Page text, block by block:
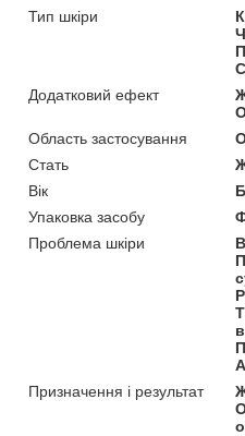
Тип шкіри
Додатковий ефект
Область застосування
Стать
Вік
Упаковка засобу
Проблема шкіри
Призначення і результат